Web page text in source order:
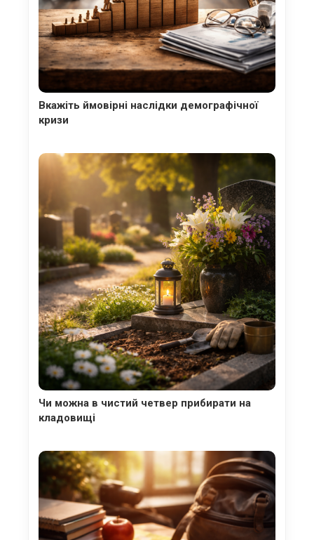
Вкажіть ймовірні наслідки демографічної
кризи
Чи можна в чистий четвер прибирати на
кладовищі